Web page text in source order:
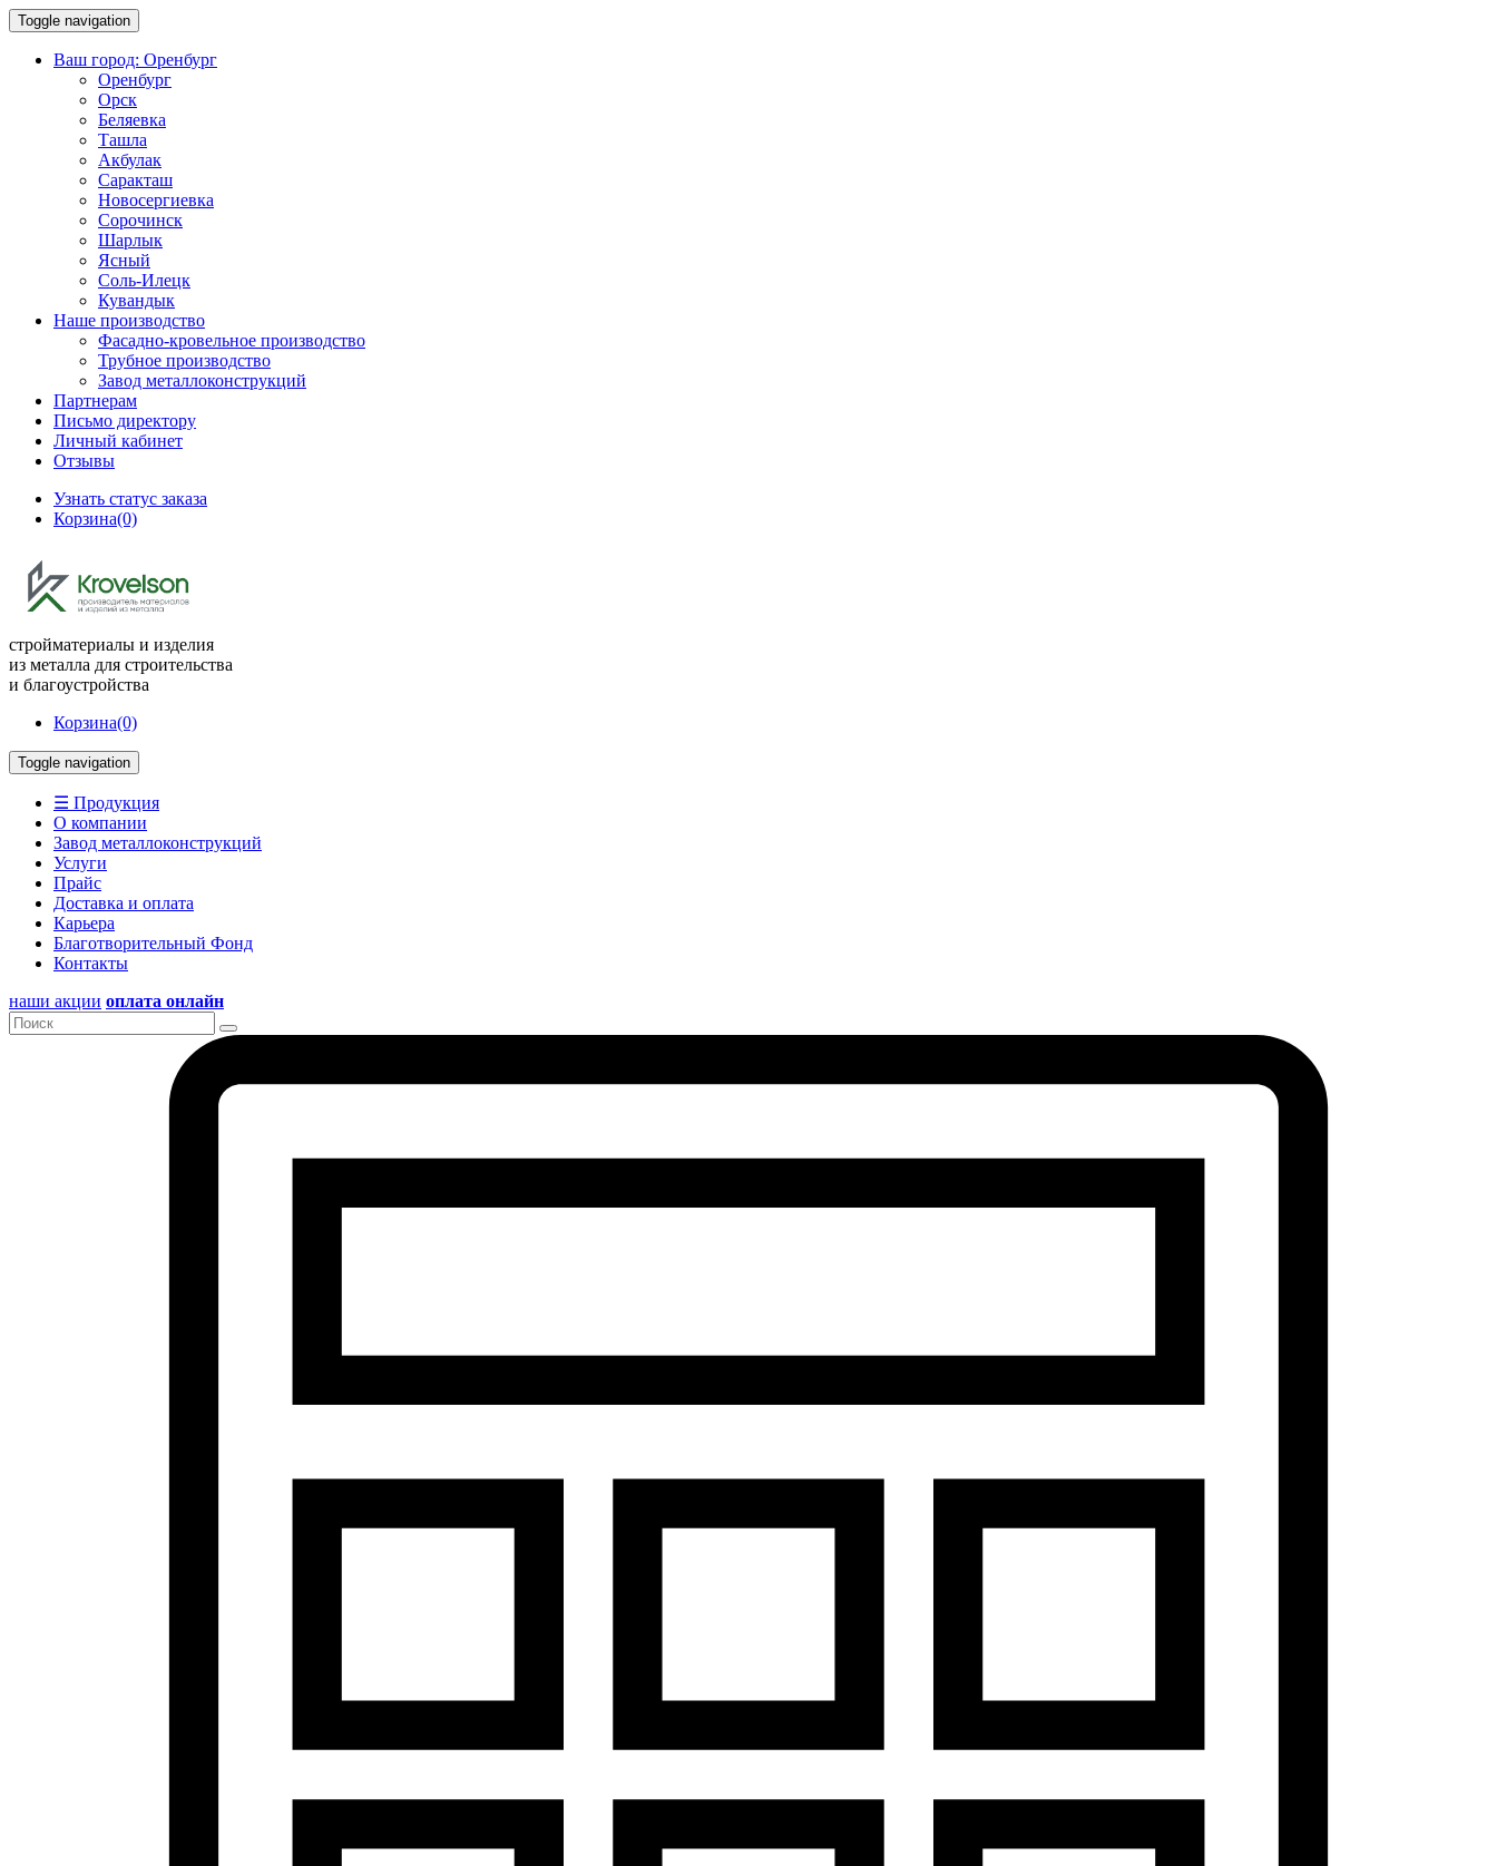
Toggle navigation
Ваш город: Оренбург
Оренбург
Орск
Беляевка
Ташла
Акбулак
Саракташ
Новосергиевка
Сорочинск
Шарлык
Ясный
Соль-Илецк
Кувандык
Наше производство
Фасадно-кровельное производство
Трубное производство
Завод металлоконструкций
Партнерам
Письмо директору
Личный кабинет
Отзывы
Узнать статус заказа
Корзина(0)
стройматериалы и изделия
из металла для строительства
и благоустройства
Корзина(0)
Toggle navigation
☰ Продукция
О компании
Завод металлоконструкций
Услуги
Прайс
Доставка и оплата
Карьера
Благотворительный Фонд
Контакты
наши акции оплата онлайн